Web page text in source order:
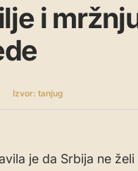
i
Izvor: tanjug
je da Srbija ne želi